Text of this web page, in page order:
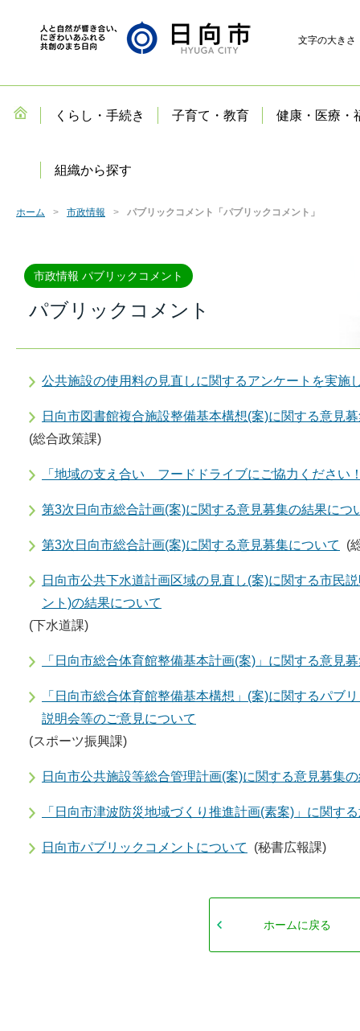
文字の大きさ
くらし・手続き 子育て・教育 健康・医療・
組織から探す
ホーム 市政情報 パブリックコメント「パブリックコメント」
市政情報 パブリックコメント
パブリックコメント
公共施設の使用料の見直しに関するアンケートを実施
日向市図書館複合施設整備基本構想(案)に関する意見
(総合政策課)
「地域の支え合い フードドライブにご協力ください
第3次日向市総合計画(案)に関する意見募集の結果につ
第3次日向市総合計画(案)に関する意見募集について (
日向市公共下水道計画区域の見直し(案)に関する市民
ント)の結果について
(下水道課)
「日向市総合体育館整備基本計画(案)」に関する意見
「日向市総合体育館整備基本構想」(案)に関するパブ
説明会等のご意見について
(スポーツ振興課)
日向市公共施設等総合管理計画(案)に関する意見募集
「日向市津波防災地域づくり推進計画(素案)」に関す
日向市パブリックコメントについて (秘書広報課)
ホームに戻る